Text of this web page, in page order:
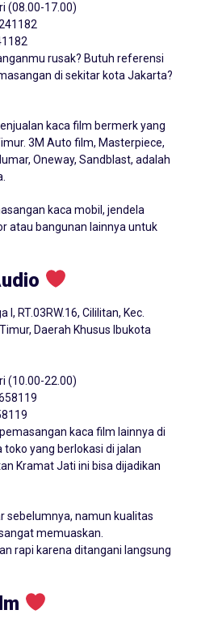
(08.00-17.00)
rusak? Butuh referensi
di sekitar kota Jakarta?
kaca film bermerk yang
3M Auto film, Masterpiece,
Oneway, Sandblast, adalah
kaca mobil, jendela
atau bangunan lainnya untuk
I, RT.03RW.16, Cililitan, Kec.
Daerah Khusus Ibukota
(10.00-22.00)
kaca film lainnya di
yang berlokasi di jalan
Kramat Jati ini bisa dijadikan
sebelumnya, namun kualitas
memuaskan.
rapi karena ditangani langsung